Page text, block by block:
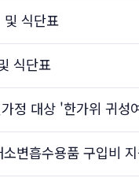
및 식단표
식단표
정 대상 '한가위 귀성
변흡수용품 구입비